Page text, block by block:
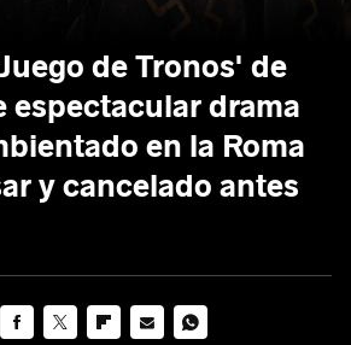
de Tronos' de
espectacular drama
en la Roma
y cancelado antes